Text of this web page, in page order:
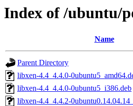
Index of /ubuntu/
Name
Parent Directory
libxen-4.4_4.4.0-
libxen-4.4_4.4.0-0ubuntu5_i386.deb
libxen-4.4_4.4.2-